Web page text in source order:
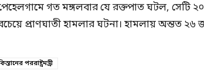
পেহেলগামে গত মঙ্গলবার যে রক্তপাত ঘটল,
প্রাণঘাতী হামলার ঘটনা। হামলায় অন্তত
পররাষ্ট্রমন্ত্রী